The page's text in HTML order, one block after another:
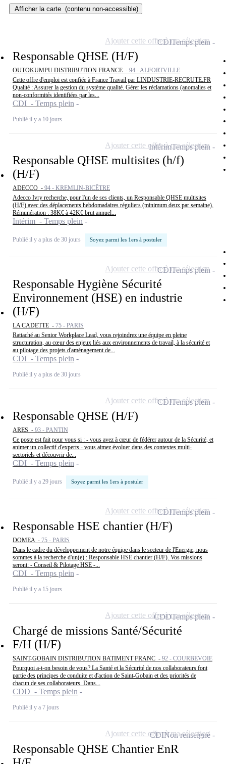
Afficher la carte (contenu non-accessible)
Responsable QHSE (H/F)
OUTOKUMPU DISTRIBUTION FRANCE - 94 - ALFORTVILLE
Cette offre d'emploi est confiée à France Travail par LINDUSTRIE-RECRUTE.FR
Qualité : Assurer la gestion du système qualité. Gérer les réclamations (anomalies et
non-conformités identifiées par les...
CDI - Temps plein
Publié il y a 10 jours
CDITemps plein
Ajouter cette offre à ma sélection
Responsable QHSE multisites (h/f)
(H/F)
ADECCO - 94 - KREMLIN-BICÊTRE
Adecco Ivry recherche, pour l'un de ses clients, un Responsable QHSE multisites
(H/F) avec des déplacements hebdomadaires réguliers (minimum deux par semaine).
Rémunération : 38K€ à 42K€ brut annuel...
Intérim - Temps plein
Publié il y a plus de 30 jours Soyez parmi les 1ers à postuler
IntérimTemps plein
Ajouter cette offre à ma sélection
Responsable Hygiène Sécurité
Environnement (HSE) en industrie
(H/F)
LA CADETTE - 75 - PARIS
Rattaché au Senior Workplace Lead, vous rejoindrez une équipe en pleine
structuration, au cœur des enjeux liés aux environnements de travail, à la sécurité et
au pilotage des projets d'aménagement de...
CDI - Temps plein
Publié il y a plus de 30 jours
CDITemps plein
Ajouter cette offre à ma sélection
Responsable QHSE (H/F)
ARES - 93 - PANTIN
Ce poste est fait pour vous si : - vous avez à cœur de fédérer autour de la Sécurité, et
animer un collectif d'experts - vous aimez évoluer dans des contextes multi-
sectoriels et découvrir de...
CDI - Temps plein
Publié il y a 29 jours Soyez parmi les 1ers à postuler
CDITemps plein
Ajouter cette offre à ma sélection
Responsable HSE chantier (H/F)
DOMEA - 75 - PARIS
Dans le cadre du développement de notre équipe dans le secteur de l'Energie, nous
sommes à la recherche d'un(e) : Responsable HSE chantier (H/F). Vos missions
seront: - Conseil & Pilotage HSE -...
CDI - Temps plein
Publié il y a 15 jours
CDITemps plein
Ajouter cette offre à ma sélection
Chargé de missions Santé/Sécurité
F/H (H/F)
SAINT-GOBAIN DISTRIBUTION BATIMENT FRANC - 92 - COURBEVOIE
Pourquoi a-t-on besoin de vous? La Santé et la Sécurité de nos collaborateurs font
partie des principes de conduite et d'action de Saint-Gobain et des priorités de
chacun de ses collaborateurs. Dans...
CDD - Temps plein
Publié il y a 7 jours
CDDTemps plein
Ajouter cette offre à ma sélection
Responsable QHSE Chantier EnR
CDINon renseigné
Ajouter cette offre à ma sélection